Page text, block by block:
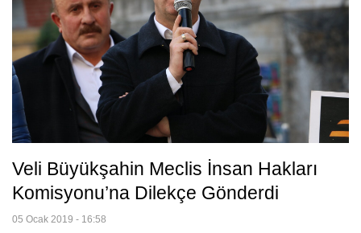
Veli Büyükşahin Meclis İnsan Hakları
Komisyonu’na Dilekçe Gönderdi
05 Ocak 2019 - 16:58